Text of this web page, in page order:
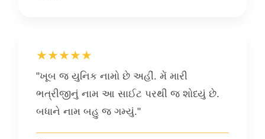
★★★★★
"ખૂબ જ યુનિક નામો છે અહીં. મેં મારી
ભત્રીજીનું નામ આ સાઈટ પરથી જ શોધ્યું છે.
બધાને નામ બહુ જ ગમ્યું."